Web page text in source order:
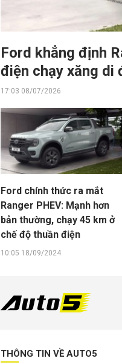
Ford khẳng định
điện chạy xăng di
17:03 08/07/2026
Ford chính thức ra mắt
Ranger PHEV: Mạnh hơn
bản thường, chạy 45 km ở
chế độ thuần điện
10:05 18/09/2024
THÔNG TIN VỀ AUTO5